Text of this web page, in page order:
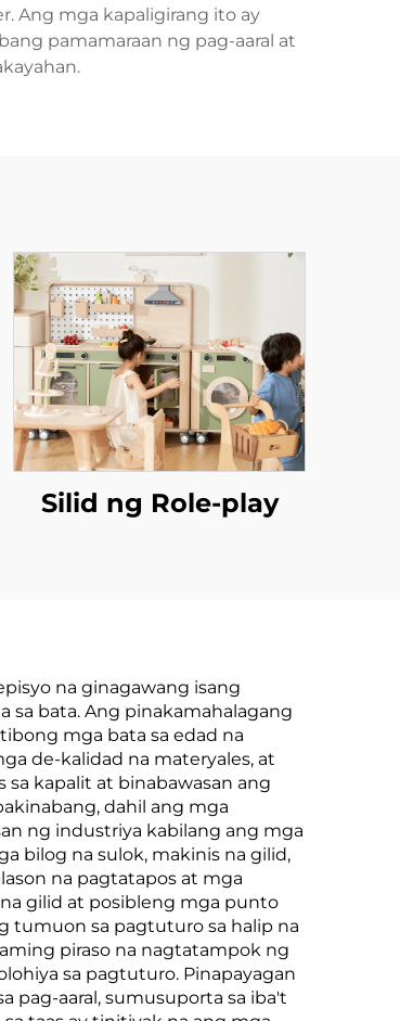
Ang mga kapaligirang ito ay
pamamaraan ng pag-aaral at
Silid ng Role-play
na ginagawang isang
bata. Ang pinakamahalagang
mga bata sa edad na
de-kalidad na materyales, at
kapalit at binabawasan ang
dahil ang mga
ng industriya kabilang ang mga
bilog na sulok, makinis na gilid,
na pagtatapos at mga
gilid at posibleng mga punto
tumuon sa pagtuturo sa halip na
piraso na nagtatampok ng
sa pagtuturo. Pinapayagan
pag-aaral, sumusuporta sa iba't